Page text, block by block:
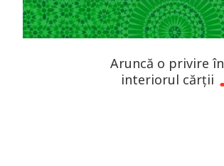
Aruncă o privire în
interiorul cărții